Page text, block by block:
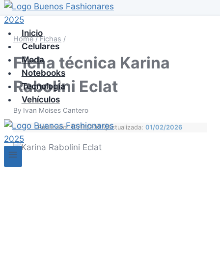
Skip
to
contentInicio
Celulares
Moda
Notebooks
Tecnología
Vehículos
Home / Fichas /
Ficha técnica Karina
Rabolini Eclat
By Ivan Moises Cantero
Publicado: 12/16/2025|Actualizada: 01/02/2026